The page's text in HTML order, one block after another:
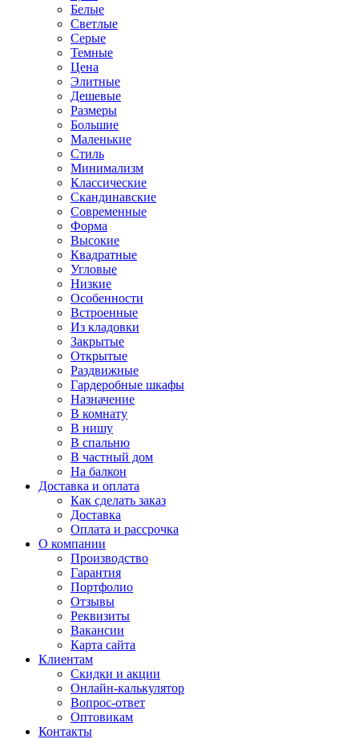
Белые
Светлые
Серые
Темные
Цена
Элитные
Дешевые
Размеры
Большие
Маленькие
Стиль
Минимализм
Классические
Скандинавские
Современные
Форма
Высокие
Квадратные
Угловые
Низкие
Особенности
Встроенные
Из кладовки
Закрытые
Открытые
Раздвижные
Гардеробные шкафы
Назначение
В комнату
В нишу
В спальню
В частный дом
На балкон
Доставка и оплата
Как сделать заказ
Доставка
Оплата и рассрочка
О компании
Производство
Гарантия
Портфолио
Отзывы
Реквизиты
Вакансии
Карта сайта
Клиентам
Скидки и акции
Онлайн-калькулятор
Вопрос-ответ
Оптовикам
Контакты